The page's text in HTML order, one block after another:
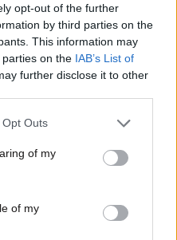
opt-out of the further
by third parties on the
This information may
on the IAB’s List of
further disclose it to other
uses one or more Google
behaviour. You may click to
and its third-party tags to
purposes in below Google
Outs
of my
of my
του Χρηματιστηρίου